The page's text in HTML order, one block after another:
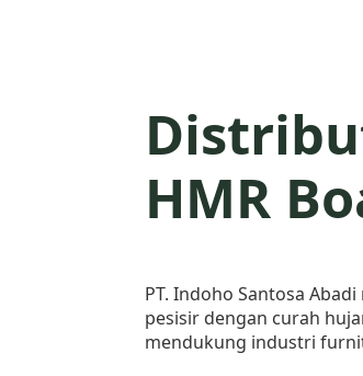
HMR
PT. Indoho Santosa
pesisir dengan curah
mendukung industri